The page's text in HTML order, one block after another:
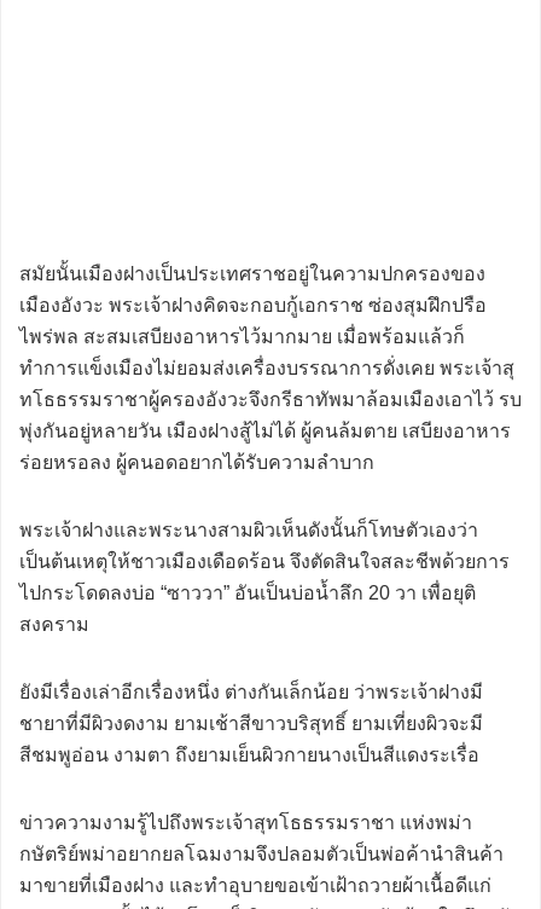
สมัยนั้นเมืองฝางเป็นประเทศราชอยู่ในความปกครองของ
เมืองอังวะ พระเจ้าฝางคิดจะกอบกู้เอกราช ซ่องสุมฝึกปรือ
ไพร่พล สะสมเสบียงอาหารไว้มากมาย เมื่อพร้อมแล้วก็
ทำการแข็งเมืองไม่ยอมส่งเครื่องบรรณาการดั่งเคย พระเจ้าสุ
ทโธธรรมราชาผู้ครองอังวะจึงกรีธาทัพมาล้อมเมืองเอาไว้ รบ
พุ่งกันอยู่หลายวัน เมืองฝางสู้ไม่ได้ ผู้คนล้มตาย เสบียงอาหาร
ร่อยหรอลง ผู้คนอดอยากได้รับความลำบาก
พระเจ้าฝางและพระนางสามผิวเห็นดังนั้นก็โทษตัวเองว่า
เป็นต้นเหตุให้ชาวเมืองเดือดร้อน จึงตัดสินใจสละชีพด้วยการ
ไปกระโดดลงบ่อ “ซาววา” อันเป็นบ่อน้ำลึก 20 วา เพื่อยุติ
สงคราม
ยังมีเรื่องเล่าอีกเรื่องหนึ่ง ต่างกันเล็กน้อย ว่าพระเจ้าฝางมี
ชายาที่มีผิวงดงาม ยามเช้าสีขาวบริสุทธิ์ ยามเที่ยงผิวจะมี
สีชมพูอ่อน งามตา ถึงยามเย็นผิวกายนางเป็นสีแดงระเรื่อ
ข่าวความงามรู้ไปถึงพระเจ้าสุทโธธรรมราชา แห่งพม่า
กษัตริย์พม่าอยากยลโฉมงามจึงปลอมตัวเป็นพ่อค้านำสินค้า
มาขายที่เมืองฝาง และทำอุบายขอเข้าเฝ้าถวายผ้าเนื้อดีแก่